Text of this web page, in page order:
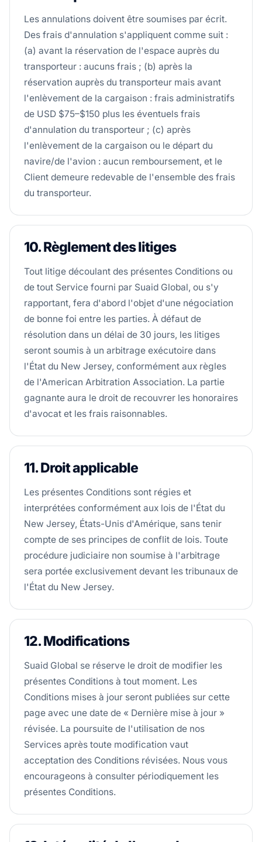
Les annulations doivent être soumises par écrit.
Des frais d'annulation s'appliquent comme suit :
(a) avant la réservation de l'espace auprès du
transporteur : aucuns frais ; (b) après la
réservation auprès du transporteur mais avant
l'enlèvement de la cargaison : frais administratifs
de USD $75–$150 plus les éventuels frais
d'annulation du transporteur ; (c) après
l'enlèvement de la cargaison ou le départ du
navire/de l'avion : aucun remboursement, et le
Client demeure redevable de l'ensemble des frais
du transporteur.
10. Règlement des litiges
Tout litige découlant des présentes Conditions ou
de tout Service fourni par Suaid Global, ou s'y
rapportant, fera d'abord l'objet d'une négociation
de bonne foi entre les parties. À défaut de
résolution dans un délai de 30 jours, les litiges
seront soumis à un arbitrage exécutoire dans
l'État du New Jersey, conformément aux règles
de l'American Arbitration Association. La partie
gagnante aura le droit de recouvrer les honoraires
d'avocat et les frais raisonnables.
11. Droit applicable
Les présentes Conditions sont régies et
interprétées conformément aux lois de l'État du
New Jersey, États-Unis d'Amérique, sans tenir
compte de ses principes de conflit de lois. Toute
procédure judiciaire non soumise à l'arbitrage
sera portée exclusivement devant les tribunaux de
l'État du New Jersey.
12. Modifications
Suaid Global se réserve le droit de modifier les
présentes Conditions à tout moment. Les
Conditions mises à jour seront publiées sur cette
page avec une date de « Dernière mise à jour »
révisée. La poursuite de l'utilisation de nos
Services après toute modification vaut
acceptation des Conditions révisées. Nous vous
encourageons à consulter périodiquement les
présentes Conditions.